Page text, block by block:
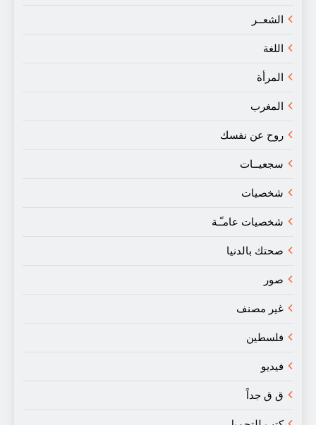
الشعــر
اللغة
المرأة
المغرب
روح عن نفسك
سجعيــات
شخصيات
شخصيات عامـّـة
صحتك بالدنيا
صور
غير مصنف
فلسطين
فيديو
ق ق جداً